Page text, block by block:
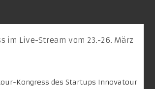
Live-Stream vom 23.-26. März
Kongress des Startups Innovatour